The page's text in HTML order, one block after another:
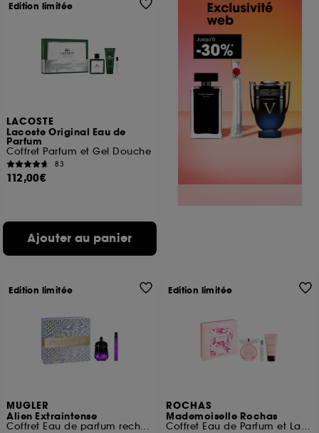
LACOSTE
Lacoste Original Eau de
Parfum
Coffret Parfum et Gel Douche
83
112,00€
Ajouter au panier
Edition limitée
MUGLER
Alien Extraintense
Coffret Eau de parfum rechargeable pour femme
Edition limitée
ROCHAS
Mademoiselle Rochas
Coffret Eau de Parfum et Lait Corps
Edition limitée